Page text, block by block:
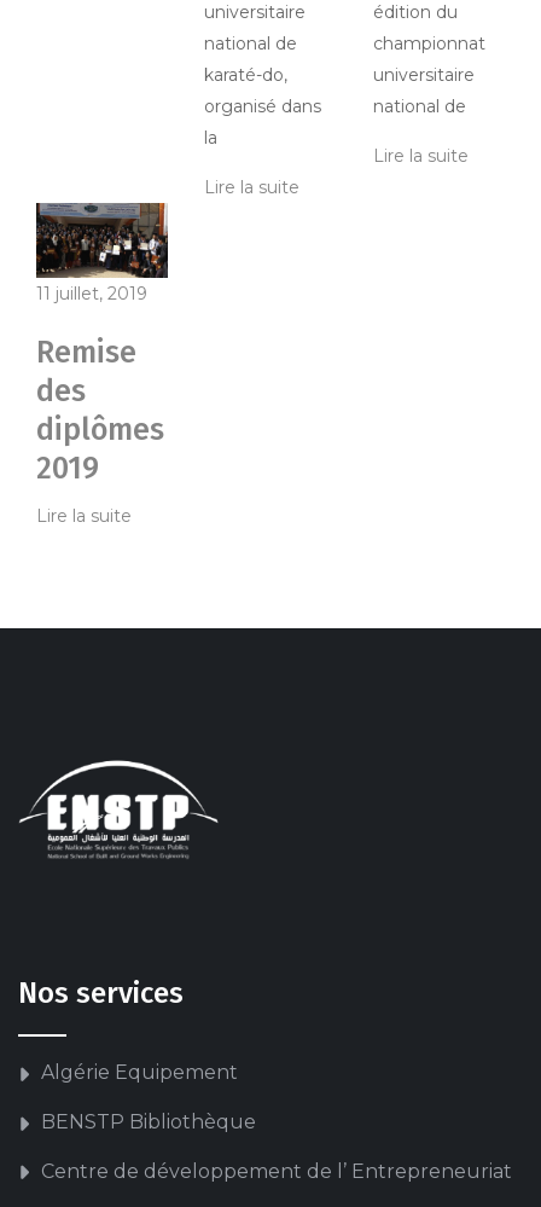
universitaire
national de
karaté-do,
organisé dans
la
Lire la suite
édition du
championnat
universitaire
national de
Lire la suite
11 juillet, 2019
Remise
des
diplômes
2019
Lire la suite
Nos services
Algérie Equipement
BENSTP Bibliothèque
Centre de développement de l’ Entrepreneuriat